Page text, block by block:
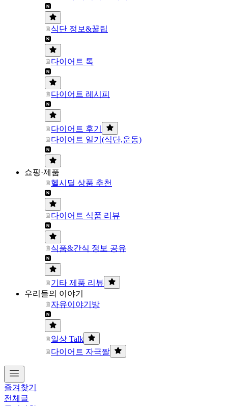
식단 정보&꿀팁
다이어트 톡
다이어트 레시피
다이어트 후기
다이어트 일기(식단,운동)
쇼핑·제품
헬시딜 상품 추천
다이어트 식품 리뷰
식품&간식 정보 공유
기타 제품 리뷰
우리들의 이야기
자유이야기방
일상 Talk
다이어트 자극짤
즐겨찾기
전체글